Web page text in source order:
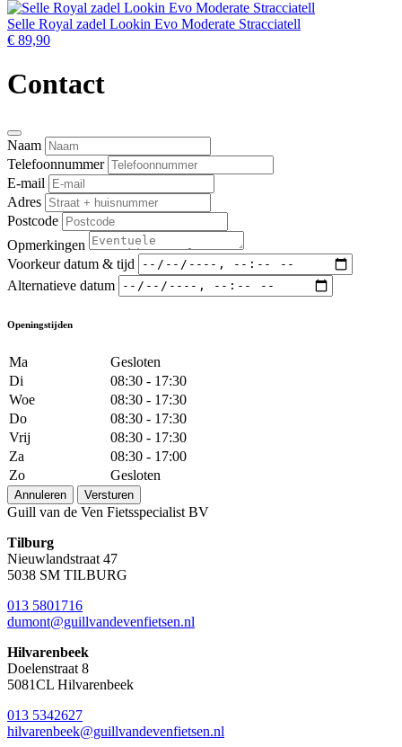
Selle Royal zadel Lookin Evo Moderate Stracciatell
€ 89,90
Contact
Naam
Telefoonnummer
E-mail
Adres
Postcode
Opmerkingen
Voorkeur datum & tijd
Alternatieve datum
Openingstijden
Ma
Gesloten
Di
08:30 - 17:30
Woe
08:30 - 17:30
Do
08:30 - 17:30
Vrij
08:30 - 17:30
Za
08:30 - 17:00
Zo
Gesloten
Annuleren Versturen
Guill van de Ven Fietsspecialist BV
Tilburg
Nieuwlandstraat 47
5038 SM TILBURG
013 5801716
dumont@guillvandevenfietsen.nl
Hilvarenbeek
Doelenstraat 8
5081CL Hilvarenbeek
013 5342627
hilvarenbeek@guillvandevenfietsen.nl